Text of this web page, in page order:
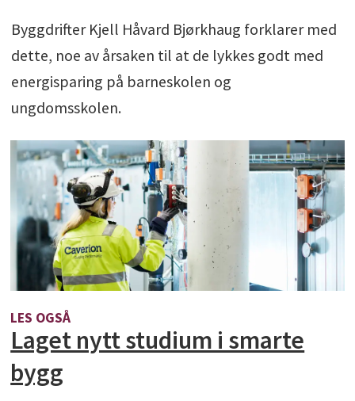
Byggdrifter Kjell Håvard Bjørkhaug forklarer med
dette, noe av årsaken til at de lykkes godt med
energisparing på barneskolen og
ungdomsskolen.
LES OGSÅ
Laget nytt studium i smarte
bygg